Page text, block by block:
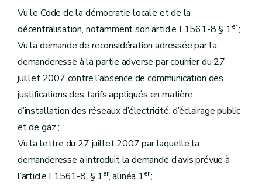
Vu le Code de la démocratie locale et de la
décentralisation, notamment son article L1561-8 § 1er;
Vu la demande de reconsidération adressée par la
demanderesse à la partie adverse par courrier du 27
juillet 2007 contre l’absence de communication des
justifications des tarifs appliqués en matière
d’installation des réseaux d’électricité, d’éclairage public
et de gaz ;
Vu la lettre du 27 juillet 2007 par laquelle la
demanderesse a introduit la demande d’avis prévue à
l’article L1561-8, § 1er, alinéa 1er;